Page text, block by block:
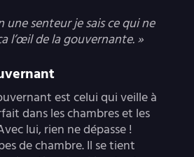
une senteur je sais ce qui ne
l’œil de la gouvernante. »
est celui qui veille à
dans les chambres et les
lui, rien ne dépasse !
de chambre. Il se tient